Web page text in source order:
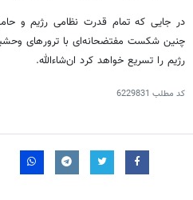
در جایی که تمام قدرت نظامی رژیم و
چنین شکست مفتضحانه‌ای با ترورهای
رژیم را تسریع خواهد کرد ان‌شاءالله.
کد مطلب 6229831